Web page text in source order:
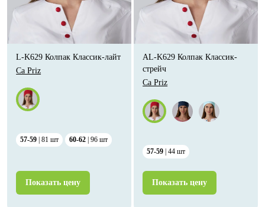
L-K629 Колпак Классик-лайт
Ca Priz
57-59 81 шт 60-62 96 шт
Показать цену
AL-K629 Колпак Классик-
стрейч
Ca Priz
57-59 44 шт
Показать цену